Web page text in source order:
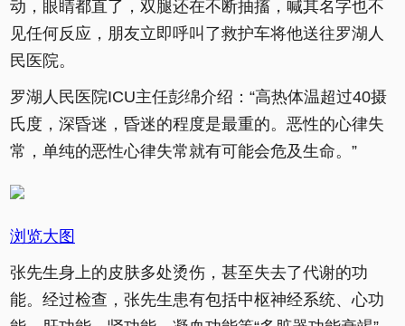
动，眼睛都直了，双腿还在不断抽搐，喊其名字也不
见任何反应，朋友立即呼叫了救护车将他送往罗湖人
民医院。
罗湖人民医院ICU主任彭绵介绍：“高热体温超过40摄
氏度，深昏迷，昏迷的程度是最重的。恶性的心律失
常，单纯的恶性心律失常就有可能会危及生命。”
浏览大图
张先生身上的皮肤多处烫伤，甚至失去了代谢的功
能。经过检查，张先生患有包括中枢神经系统、心功